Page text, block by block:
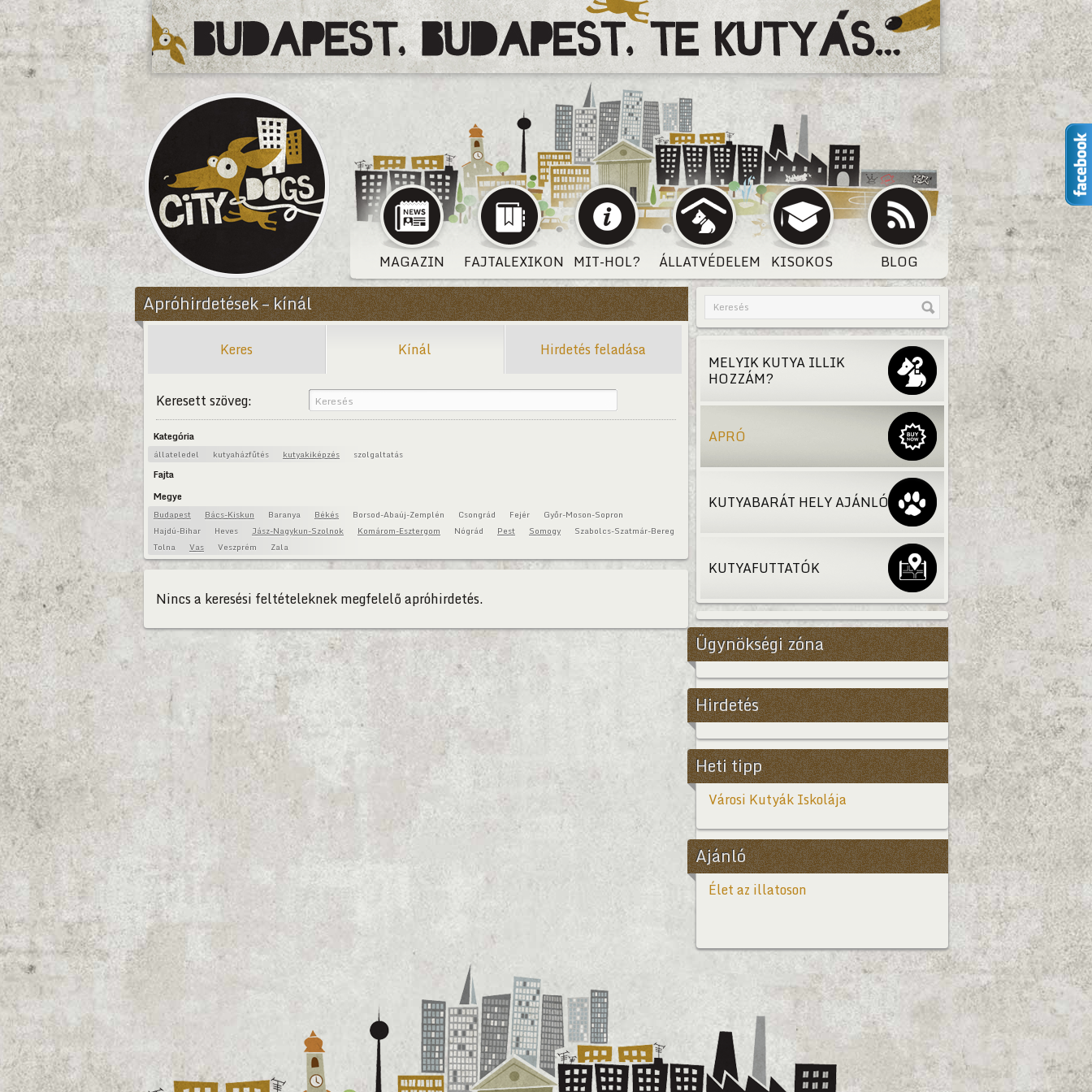
CityDogs
MAGAZIN FAJTALEXIKON MIT-HOL? ÁLLATVÉDELEM KISOKOS BLOG
Apróhirdetések – kínál
Keres Kínál Hirdetés feladása
Keresett szöveg:
Kategória
állateledel kutyaházfűtés kutyakiképzés szolgaltatás
Fajta
Megye
Budapest Bács-Kiskun Baranya Békés Borsod-Abaúj-Zemplén Csongrád Fejér
Győr-Moson-Sopron
Hajdú-Bihar
Heves Jász-Nagykun-Szolnok Komárom-Esztergom Nógrád Pest Somogy
Szabolcs-Szatmár-Bereg
Tolna
Vas Veszprém Zala
Nincs a keresési feltételeknek megfelelő apróhirdetés.
MELYIK KUTYA ILLIK
HOZZÁM?
APRÓ
KUTYABARÁT HELY AJÁNLÓ
KUTYAFUTTATÓK
Ügynökségi zóna
Hirdetés
Heti tipp
Városi Kutyák Iskolája
Ajánló
Élet az illatoson